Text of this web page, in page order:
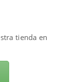
tienda en